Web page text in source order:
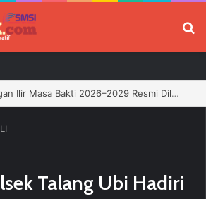
Pengurus PWI Ogan Ilir Masa Bakti 2026–2029 Resmi Dilantik, Siap Perkuat Profesionalisme Wartawan
Talang Ubi Hadiri